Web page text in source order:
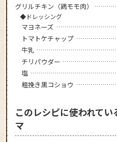
グリルチキン（鶏モモ肉）
◆ドレッシング
マヨネーズ
トマトケチャップ
牛乳
チリパウダー
塩
粗挽き黒コショウ
このレシピに使われて
マ